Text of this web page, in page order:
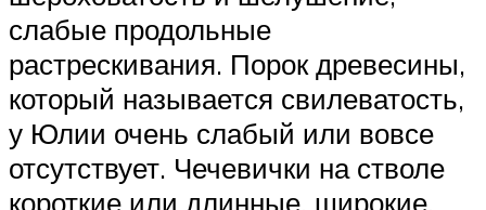
слабые продольные
растрескивания. Порок древесины,
который называется свилеватость,
у Юлии очень слабый или вовсе
отсутствует. Чечевички на стволе
короткие или длинные, широкие,